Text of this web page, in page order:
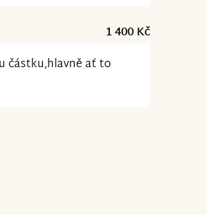
1 400 Kč
částku,hlavně ať to